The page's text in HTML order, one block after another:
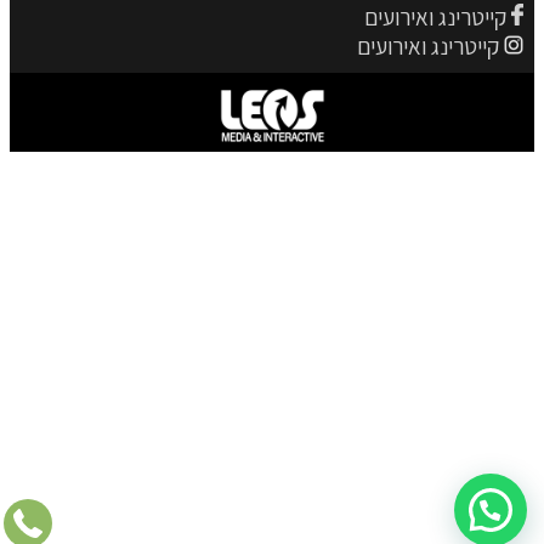
קייטרינג ואירועים
קייטרינג ואירועים